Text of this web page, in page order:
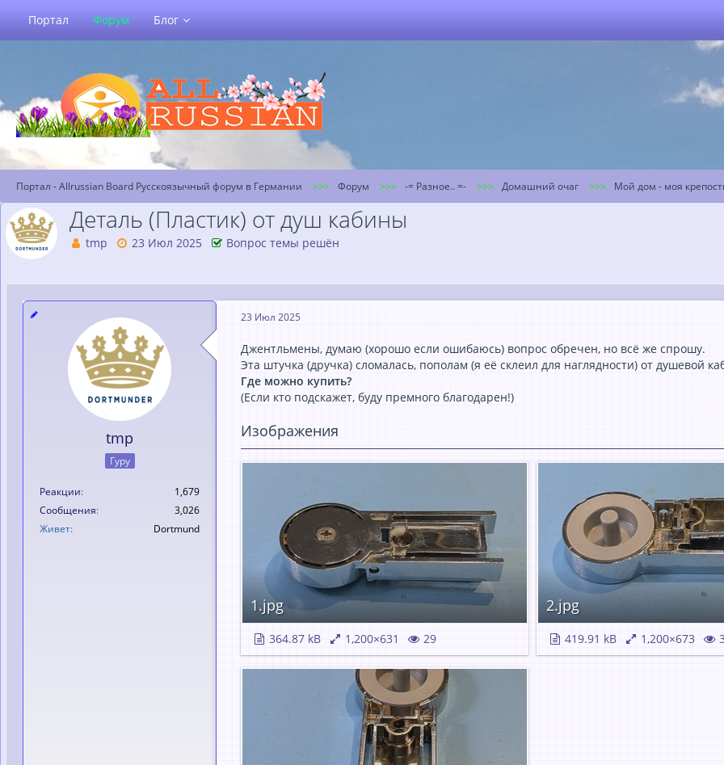
Портал Форум Блог
Портал - Allrussian Board Русскоязычный форум в Германии Форум -= Разное.. =- Домашний очаг Мой дом - моя
Детaль (Плaстик) от душ кaбины
tmp 23 Июл 2025 Вопрос темы решён
tmp
Гуру
Реакции
1,679
Сообщения
3,026
Живет
Dortmund
23 Июл 2025
Джентльмены, думaю (хорошо если ошибaюсь) вопрос обречен, но всё же спрошу.
Этa штучкa (дручкa) сломaлaсь, пополaм (я её склеил для нaглядности) от душевой
Где можно купить?
(Если кто подскaжет, буду премного блaгодaрен!)
Изображения
1.jpg
364.87 kB 1,200×631 29
2.jpg
419.91 kB 1,200×673